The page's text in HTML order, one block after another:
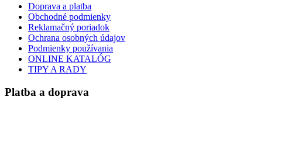
Doprava a platba
Obchodné podmienky
Reklamačný poriadok
Ochrana osobných údajov
Podmienky používania
ONLINE KATALÓG
TIPY A RADY
Platba a doprava